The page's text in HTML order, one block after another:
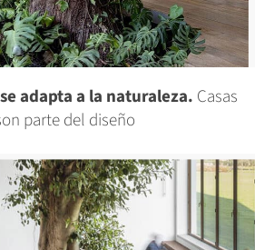
adapta a la naturaleza. Casas
parte del diseño